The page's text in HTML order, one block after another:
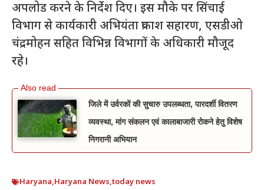
अपलोड करने के निर्देश दिए। इस मौके पर सिंचाई
विभाग से कार्यकारी अभियंता प्रकाश सहारण, एसडीओ
चंद्रमोहन सहित विभिन्न विभागों के अधिकारी मौजूद
रहे।
जिले में उर्वरकों की सुचारु उपलब्धता, पारदर्शी वितरण
व्यवस्था, मांग संकलन एवं कालाबाजारी रोकने हेतु विशेष
निगरानी अभियान
Haryana,Haryana News,today news